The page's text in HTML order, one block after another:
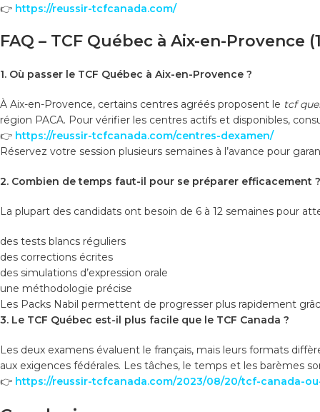
👉 https://reussir-tcfcanada.com/
FAQ – TCF Québec à Aix-en-Provence
1. Où passer le TCF Québec à Aix-en-Provence ?
À Aix-en-Provence, certains centres agréés proposent le tcf
région PACA. Pour vérifier les centres actifs et disponibles,
👉 https://reussir-tcfcanada.com/centres-dexamen/
Réservez votre session plusieurs semaines à l’avance pour
2. Combien de temps faut-il pour se préparer efficacement ?
La plupart des candidats ont besoin de 6 à 12 semaines pour
des tests blancs réguliers
des corrections écrites
des simulations d’expression orale
une méthodologie précise
Les Packs Nabil permettent de progresser plus rapidement
3. Le TCF Québec est-il plus facile que le TCF Canada ?
Les deux examens évaluent le français, mais leurs formats
aux exigences fédérales. Les tâches, le temps et les barèmes
👉 https://reussir-tcfcanada.com/2023/08/20/tcf-canada-